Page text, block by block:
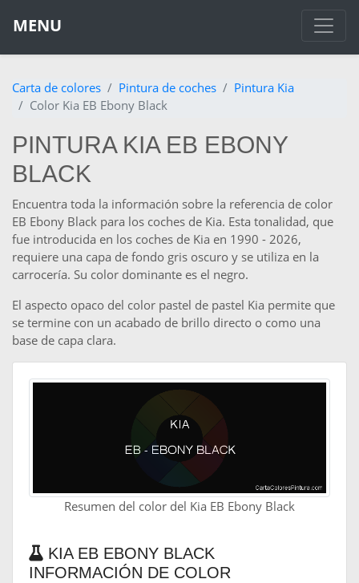
MENU
Carta de colores Pintura de coches
Pintura Kia
Color Kia EB Ebony Black
PINTURA KIA EB EBONY
BLACK
Encuentra toda la información sobre la referencia de color
EB Ebony Black para los coches de Kia. Esta tonalidad, que
fue introducida en los coches de Kia en 1990 - 2026,
requiere una capa de fondo gris oscuro y se utiliza en la
carrocería. Su color dominante es el negro.
El aspecto opaco del color pastel de pastel Kia permite que
se termine con un acabado de brillo directo o como una
base de capa clara.
Resumen del color del Kia EB Ebony Black
KIA EB EBONY BLACK
INFORMACIÓN DE COLOR